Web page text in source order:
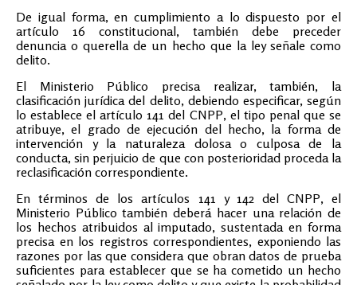
De igual forma, en cumplimiento a lo dispuesto por el
artículo 16 constitucional, también debe preceder
denuncia o querella de un hecho que la ley señale como
delito.
El Ministerio Público precisa realizar, también, la
clasificación jurídica del delito, debiendo especificar, según
lo establece el artículo 141 del CNPP, el tipo penal que se
atribuye, el grado de ejecución del hecho, la forma de
intervención y la naturaleza dolosa o culposa de la
conducta, sin perjuicio de que con posterioridad proceda la
reclasificación correspondiente.
En términos de los artículos 141 y 142 del CNPP, el
Ministerio Público también deberá hacer una relación de
los hechos atribuidos al imputado, sustentada en forma
precisa en los registros correspondientes, exponiendo las
razones por las que considera que obran datos de prueba
suficientes para establecer que se ha cometido un hecho